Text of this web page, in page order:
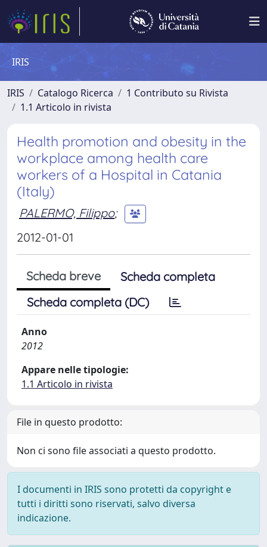
IRIS
IRIS Catalogo Ricerca
1 Contributo su Rivista
1.1 Articolo in rivista
Health promotion and obesity in the
workplace among health care
workers of a Hospital in Catania
(Italy)
PALERMO, Filippo;
2012-01-01
Scheda breve
Scheda completa
Scheda completa (DC)
Anno
2012
Appare nelle tipologie:
1.1 Articolo in rivista
File in questo prodotto:
Non ci sono file associati a questo prodotto.
I documenti in IRIS sono protetti da copyright e
tutti i diritti sono riservati, salvo diversa
indicazione.